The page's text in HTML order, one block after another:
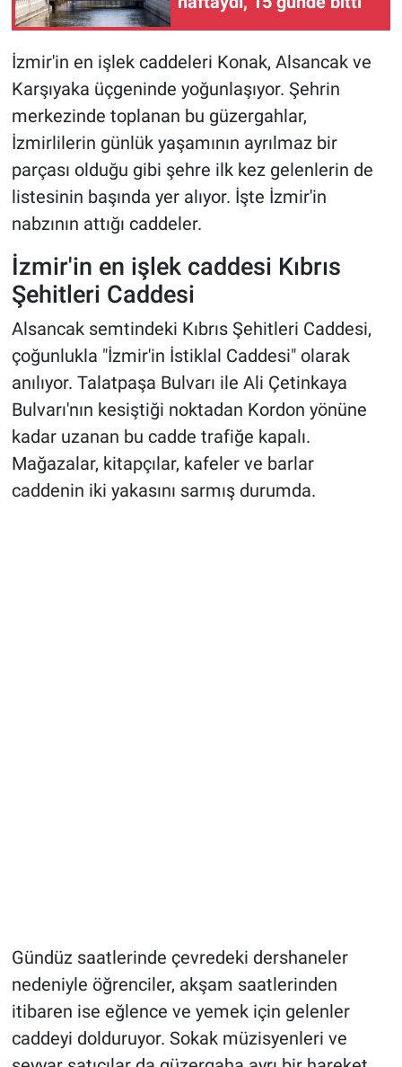
İzmir'in en işlek caddeleri Konak, Alsancak ve
Karşıyaka üçgeninde yoğunlaşıyor. Şehrin
merkezinde toplanan bu güzergahlar,
İzmirlilerin günlük yaşamının ayrılmaz bir
parçası olduğu gibi şehre ilk kez gelenlerin de
listesinin başında yer alıyor. İşte İzmir'in
nabzının attığı caddeler.
İzmir'in en işlek caddesi Kıbrıs
Şehitleri Caddesi
Alsancak semtindeki Kıbrıs Şehitleri Caddesi,
çoğunlukla "İzmir'in İstiklal Caddesi" olarak
anılıyor. Talatpaşa Bulvarı ile Ali Çetinkaya
Bulvarı'nın kesiştiği noktadan Kordon yönüne
kadar uzanan bu cadde trafiğe kapalı.
Mağazalar, kitapçılar, kafeler ve barlar
caddenin iki yakasını sarmış durumda.
Gündüz saatlerinde çevredeki dershaneler
nedeniyle öğrenciler, akşam saatlerinden
itibaren ise eğlence ve yemek için gelenler
caddeyi dolduruyor. Sokak müzisyenleri ve